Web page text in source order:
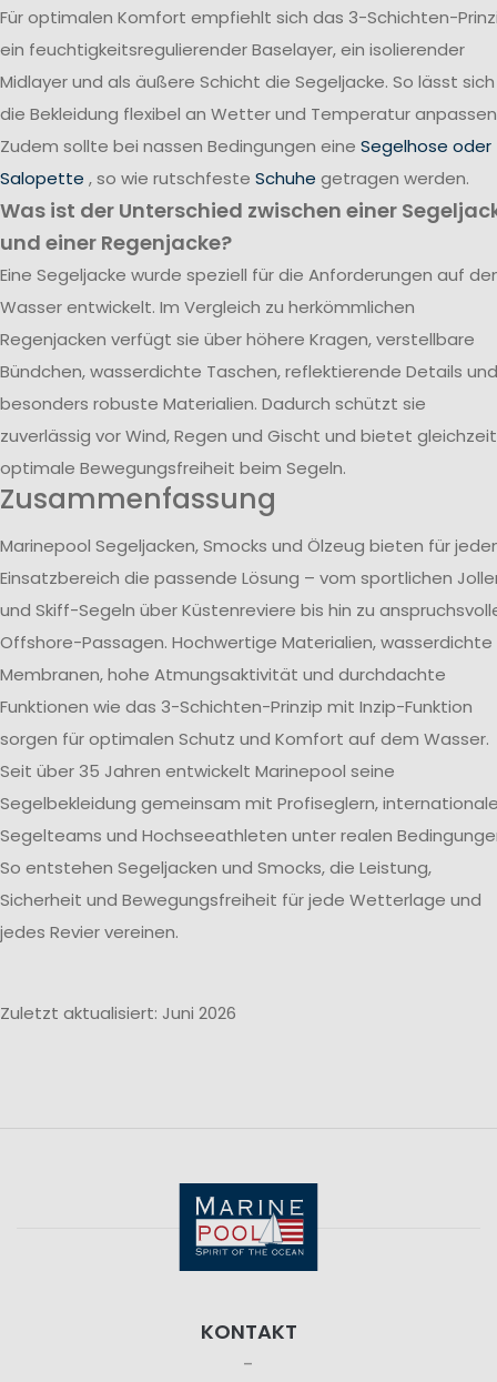
Für optimalen Komfort empfiehlt sich das 3-Schichten-
ein feuchtigkeitsregulierender Baselayer, ein isolierender
Midlayer und als äußere Schicht die Segeljacke. So lässt sich
die Bekleidung flexibel an Wetter und Temperatur
Zudem sollte bei nassen Bedingungen eine Segelhose oder
Salopette , so wie rutschfeste Schuhe getragen werden.
Was ist der Unterschied zwischen einer
und einer Regenjacke?
Eine Segeljacke wurde speziell für die Anforderungen auf
Wasser entwickelt. Im Vergleich zu herkömmlichen
Regenjacken verfügt sie über höhere Kragen, verstellbare
Bündchen, wasserdichte Taschen, reflektierende Details und
besonders robuste Materialien. Dadurch schützt sie
zuverlässig vor Wind, Regen und Gischt und bietet
optimale Bewegungsfreiheit beim Segeln.
Zusammenfassung
Marinepool Segeljacken, Smocks und Ölzeug bieten für
Einsatzbereich die passende Lösung – vom sportlichen
und Skiff-Segeln über Küstenreviere bis hin zu
Offshore-Passagen. Hochwertige Materialien, wasserdichte
Membranen, hohe Atmungsaktivität und durchdachte
Funktionen wie das 3-Schichten-Prinzip mit Inzip-Funktion
sorgen für optimalen Schutz und Komfort auf dem Wasser.
Seit über 35 Jahren entwickelt Marinepool seine
Segelbekleidung gemeinsam mit Profiseglern,
Segelteams und Hochseeathleten unter realen
So entstehen Segeljacken und Smocks, die Leistung,
Sicherheit und Bewegungsfreiheit für jede Wetterlage und
jedes Revier vereinen.
Zuletzt aktualisiert: Juni 2026
KONTAKT